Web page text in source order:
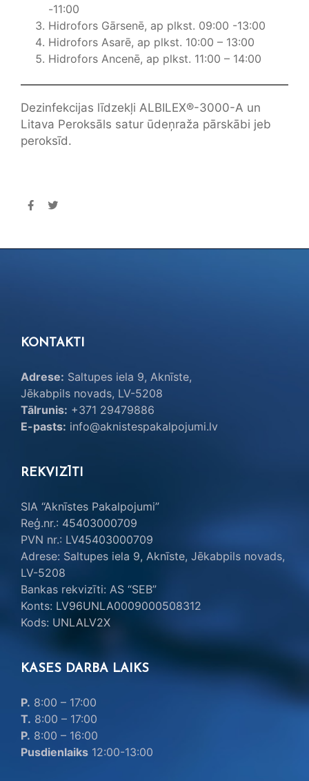
-11:00
Hidrofors Gārsenē, ap plkst. 09:00 -13:00
Hidrofors Asarē, ap plkst. 10:00 – 13:00
Hidrofors Ancenē, ap plkst. 11:00 – 14:00
Dezinfekcijas līdzekļi ALBILEX®-3000-A un
Litava Peroksāls satur ūdeņraža pārskābi jeb
peroksīd.
KONTAKTI
Adrese: Saltupes iela 9, Aknīste,
Jēkabpils novads, LV-5208
Tālrunis: +371 29479886
E-pasts: info@aknistespakalpojumi.lv
REKVIZĪTI
SIA “Aknīstes Pakalpojumi”
Reģ.nr.: 45403000709
PVN nr.: LV45403000709
Adrese: Saltupes iela 9, Aknīste, Jēkabpils novads,
LV-5208
Bankas rekvizīti: AS “SEB”
Konts: LV96UNLA0009000508312
Kods: UNLALV2X
KASES DARBA LAIKS
P. 8:00 – 17:00
T. 8:00 – 17:00
P. 8:00 – 16:00
Pusdienlaiks 12:00-13:00